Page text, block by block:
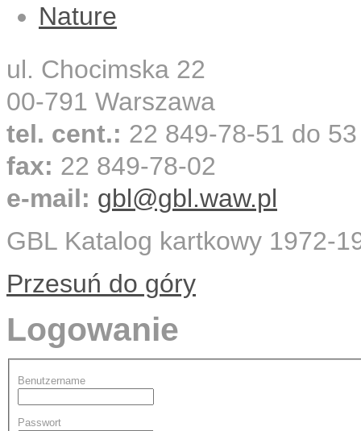
Nature
ul. Chocimska 22
00-791 Warszawa
tel. cent.: 22 849-78-51 do 53
fax: 22 849-78-02
e-mail: gbl@gbl.waw.pl
GBL Katalog kartkowy 1972-
Przesuń do góry
Logowanie
Benutzername
Passwort